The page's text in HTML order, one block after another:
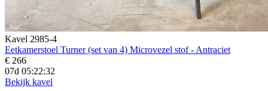
Kavel 2985-4
Eetkamerstoel Turner (set van 4) Microvezel stof - Antraciet
€ 266
07d 05:22:31
Bekijk kavel